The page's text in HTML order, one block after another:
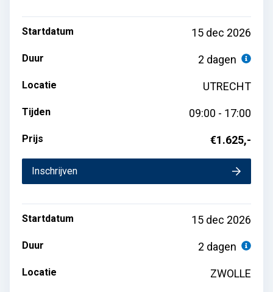
Startdatum 15 dec 2026
Duur 2 dagen
Locatie UTRECHT
Tijden 09:00 - 17:00
Prijs €1.625,-
Inschrijven
Startdatum 15 dec 2026
Duur 2 dagen
Locatie ZWOLLE